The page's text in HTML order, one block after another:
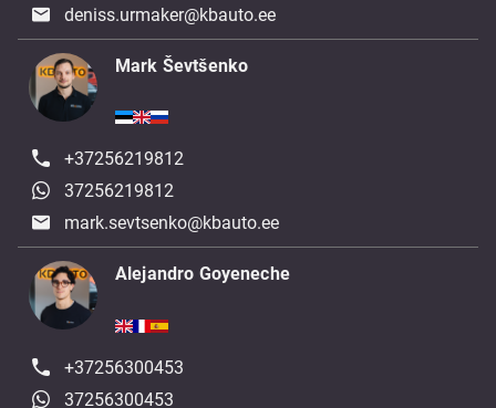
deniss.urmaker@kbauto.ee
Mark Ševtšenko
+37256219812
37256219812
mark.sevtsenko@kbauto.ee
Alejandro Goyeneche
+37256300453
37256300453